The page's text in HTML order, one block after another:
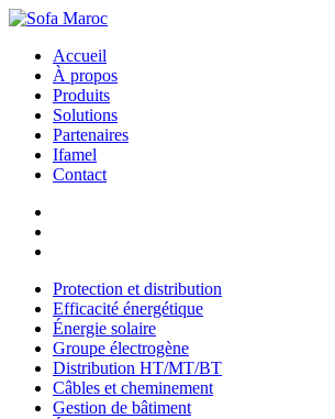
Accueil
À propos
Produits
Solutions
Partenaires
Ifamel
Contact
Protection et distribution
Efficacité énergétique
Énergie solaire
Groupe électrogène
Distribution HT/MT/BT
Câbles et cheminement
Gestion de bâtiment